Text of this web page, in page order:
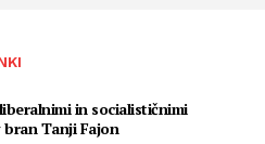
in socialističnimi
bran Tanji Fajon